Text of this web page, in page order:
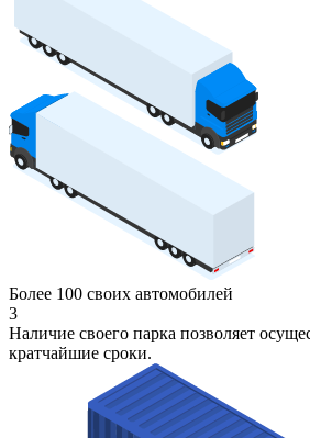
Более 100 своих автомобилей
3
Наличие своего парка позволяет
кратчайшие сроки.